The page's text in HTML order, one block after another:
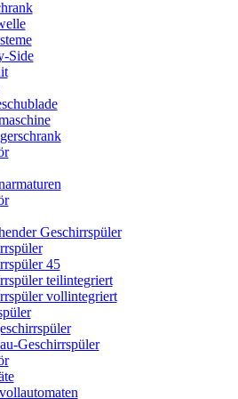
Side
Geschirrspüler
45
teilintegriert
vollintegriert
Geschirrspüler